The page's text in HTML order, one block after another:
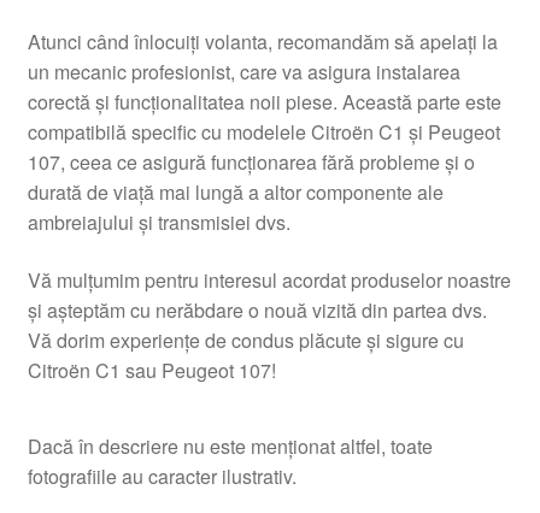
Atunci când înlocuiți volanta, recomandăm să apelați la
un mecanic profesionist, care va asigura instalarea
corectă și funcționalitatea noii piese. Această parte este
compatibilă specific cu modelele Citroën C1 și Peugeot
107, ceea ce asigură funcționarea fără probleme și o
durată de viață mai lungă a altor componente ale
ambreiajului și transmisiei dvs.
Vă mulțumim pentru interesul acordat produselor noastre
și așteptăm cu nerăbdare o nouă vizită din partea dvs.
Vă dorim experiențe de condus plăcute și sigure cu
Citroën C1 sau Peugeot 107!
Dacă în descriere nu este menționat altfel, toate
fotografiile au caracter ilustrativ.